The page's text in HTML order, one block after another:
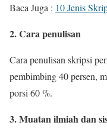
Baca Juga : 10 Jenis
2. Cara penulisan
Cara penulisan skripsi
pembimbing 40 persen,
porsi 60 %.
3. Muatan ilmiah dan